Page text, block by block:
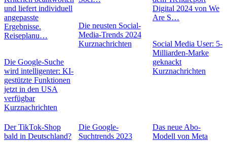
und liefert individuell
angepasste
Ergebnisse.
Reiseplanu…
Die Google-Suche
wird intelligenter: KI-
gestützte Funktionen
jetzt in den USA
verfügbar
Kurznachrichten
Die neusten Social-
Media-Trends 2024
Kurznachrichten
Digital 2024 von We
Are S…
Social Media User: 5-
Milliarden-Marke
geknackt
Kurznachrichten
Der TikTok-Shop
bald in Deutschland?
Die Google-
Suchtrends 2023
Das neue Abo-
Modell von Meta